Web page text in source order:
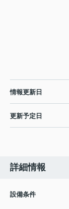
情報更新日
更新予定日
詳細情報
設備条件